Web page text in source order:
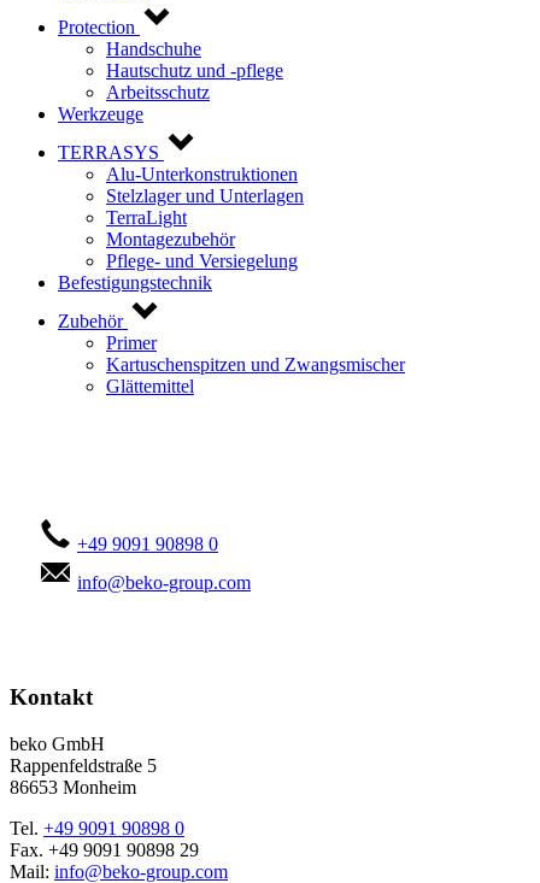
Protection
Handschuhe
Hautschutz und -pflege
Arbeitsschutz
Werkzeuge
TERRASYS
Alu-Unterkonstruktionen
Stelzlager und Unterlagen
TerraLight
Montagezubehör
Pflege- und Versiegelung
Befestigungstechnik
Zubehör
Primer
Kartuschenspitzen und Zwangsmischer
Glättemittel
+49 9091 90898 0
info@beko-group.com
Kontakt
beko GmbH
Rappenfeldstraße 5
86653 Monheim
Tel. +49 9091 90898 0
Fax. +49 9091 90898 29
Mail: info@beko-group.com